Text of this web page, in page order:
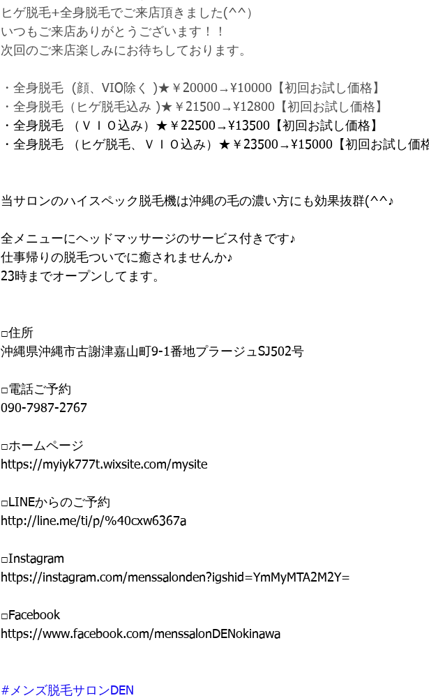
ヒゲ脱毛+全身脱毛でご来店頂きました(^^）
いつもご来店ありがとうございます！！
次回のご来店楽しみにお待ちしております。
・全身脱毛  (顔、VIO除く )★￥20000→¥10000【初回お試し価格】
・全身脱毛（ヒゲ脱毛込み )★￥21500→¥12800【初回お試し価格】
・全身脱毛 （ＶＩＯ込み）★￥22500→¥13500【初回お試し価格】
・全身脱毛 （ヒゲ脱毛、ＶＩＯ込み）★￥23500→¥15000【初回お試し価
当サロンのハイスペック脱毛機は沖縄の毛の濃い方にも効果抜群(^^♪
全メニューにヘッドマッサージのサービス付きです♪
仕事帰りの脱毛ついでに癒されませんか♪
23時までオープンしてます。
□住所
沖縄県沖縄市古謝津嘉山町9-1番地プラージュSJ502号
□電話ご予約
090-7987-2767
□ホームページ
https://myiyk777t.wixsite.com/mysite
□LINEからのご予約
http://line.me/ti/p/%40cxw6367a
□Instagram
https://instagram.com/menssalonden?igshid=YmMyMTA2M2Y=
□Facebook
https://www.facebook.com/menssalonDENokinawa
#メンズ脱毛サロンDEN